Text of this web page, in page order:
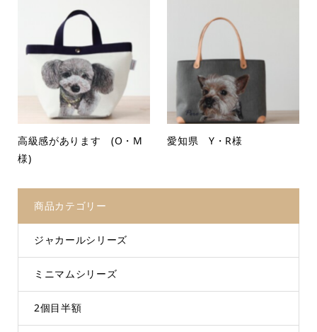
高級感があります (O・M
様)
愛知県 Y・R様
商品カテゴリー
ジャカールシリーズ
ミニマムシリーズ
2個目半額